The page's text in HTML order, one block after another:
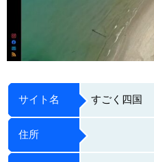
サイト名 すごく四国
住所